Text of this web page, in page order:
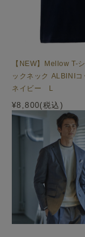
【NEW】Mellow T-
ックネック ALBINIコ
ネイビー L
¥8,800(税込)